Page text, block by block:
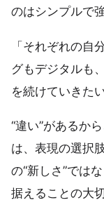
のはシンプルで
「それぞれの自
グもデジタルも
を続けていきた
“違い”があるか
は、表現の選択
の“新しさ”では
据えることの大